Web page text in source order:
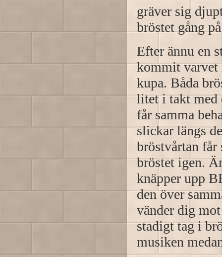
gräver sig
bröstet gång
Efter ännu en
kommit varvet
kupa. Båda
litet i takt med
får samma
slickar längs
bröstvårtan får
bröstet igen.
knäpper upp
den över
vänder dig
stadigt tag i
musiken